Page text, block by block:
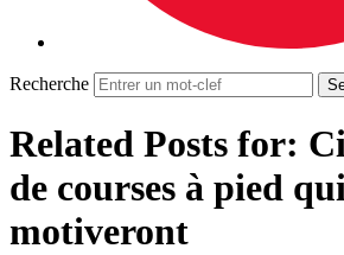
Recherche
Related Posts for:
de courses à pied
motiveront